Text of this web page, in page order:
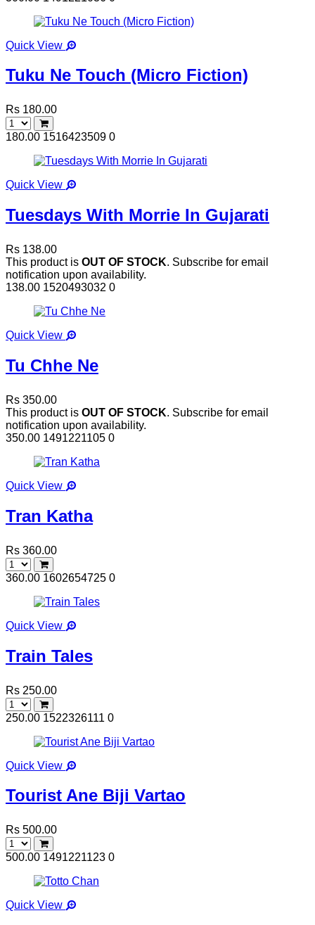
Quick View
Tuku Ne Touch (Micro Fiction)
Rs 180.00
180.00 1516423509 0
Quick View
Tuesdays With Morrie In Gujarati
Rs 138.00
This product is OUT OF STOCK. Subscribe for email
notification upon availability.
138.00 1520493032 0
Quick View
Tu Chhe Ne
Rs 350.00
This product is OUT OF STOCK. Subscribe for email
notification upon availability.
350.00 1491221105 0
Quick View
Tran Katha
Rs 360.00
360.00 1602654725 0
Quick View
Train Tales
Rs 250.00
250.00 1522326111 0
Quick View
Tourist Ane Biji Vartao
Rs 500.00
500.00 1491221123 0
Quick View